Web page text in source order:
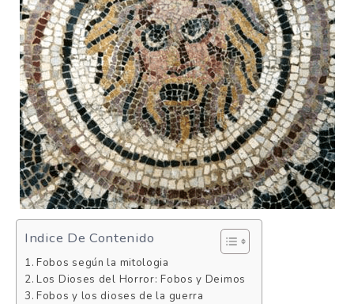
Indice De Contenido
Fobos según la mitologia
Los Dioses del Horror: Fobos y Deimos
Fobos y los dioses de la guerra